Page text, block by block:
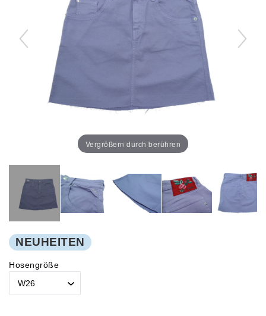
Vergrößern durch berühren
NEUHEITEN
Hosengröße